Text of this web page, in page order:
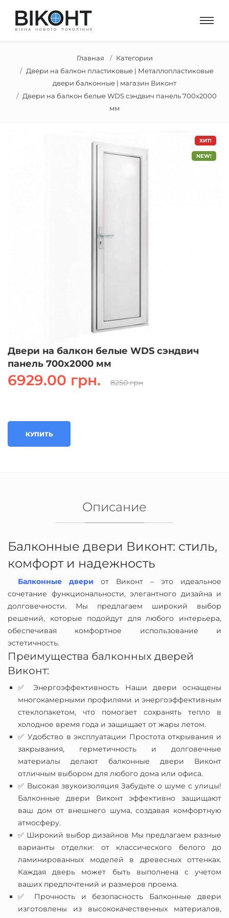
Главная
Категории
Двери на балкон пластиковые | Металлопластиковые
двери балконные | магазин Виконт
Двери на балкон белые WDS сэндвич панель 700x2000
мм
ХИТ!
NEW!
Двери на балкон белые WDS сэндвич
панель 700x2000 мм
6929.00 грн. 8250 грн
КУПИТЬ
Описание
Балконные двери Виконт: стиль,
комфорт и надежность
Балконные двери от Виконт – это идеальное
сочетание функциональности, элегантного дизайна и
долговечности. Мы предлагаем широкий выбор
решений, которые подойдут для любого интерьера,
обеспечивая комфортное использование и
эстетичность.
Преимущества балконных дверей
Виконт:
✅ Энергоэффективность Наши двери оснащены
многокамерными профилями и энергоэффективным
стеклопакетом, что помогает сохранять тепло в
холодное время года и защищает от жары летом.
✅ Удобство в эксплуатации Простота открывания и
закрывания, герметичность и долговечные
материалы делают балконные двери Виконт
отличным выбором для любого дома или офиса.
✅ Высокая звукоизоляция Забудьте о шуме с улицы!
Балконные двери Виконт эффективно защищают
ваш дом от внешнего шума, создавая комфортную
атмосферу.
✅ Широкий выбор дизайнов Мы предлагаем разные
варианты отделки: от классического белого до
ламинированных моделей в древесных оттенках.
Каждая дверь может быть выполнена с учетом
ваших предпочтений и размеров проема.
✅ Прочность и безопасность Балконные двери
изготовлены из высококачественных материалов,